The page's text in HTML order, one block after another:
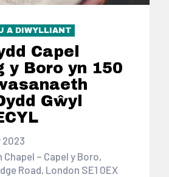
A DIWYLLIANT
Capel
y Boro yn 150
Gŵyl
– Capel y Boro,
Road, London SE1 0EX